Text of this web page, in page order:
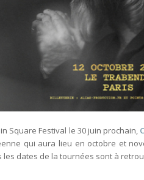
Square Festival le 30 juin prochain,
qui aura lieu en octobre et
les dates de la tournées sont à